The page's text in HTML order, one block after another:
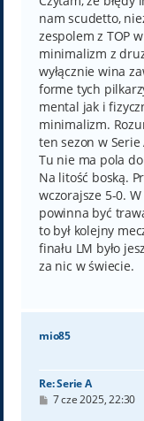
nam scudetto,
zespolem z TOP
minimalizm z
wyłącznie wina
forme tych
mental jak i
minimalizm.
ten sezon w
Tu nie ma pola
Na litość boską.
wczorajsze 5-0.
powinna być
to był kolejny
finału LM było
za nic w świecie.
mio85
Re: Serie A
P7 cze 2025, 22:30